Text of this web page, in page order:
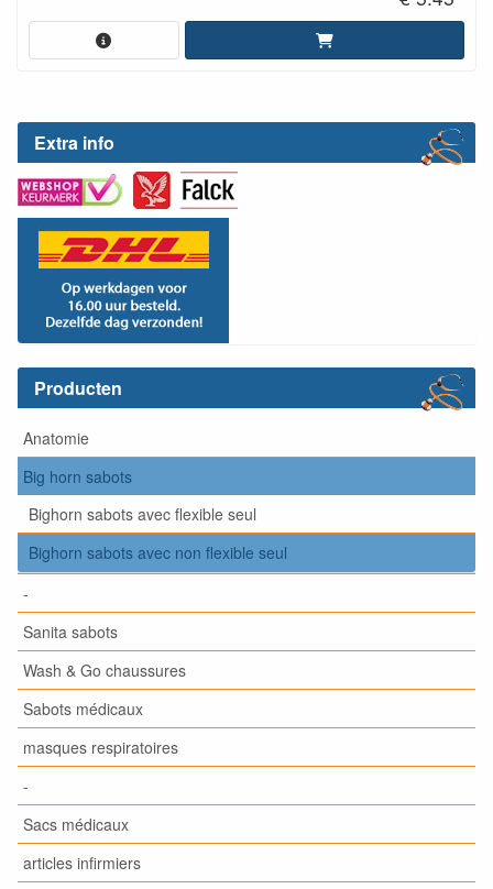
Extra info
Producten
Anatomie
Big horn sabots
Bighorn sabots avec flexible seul
Bighorn sabots avec non flexible seul
-
Sanita sabots
Wash & Go chaussures
Sabots médicaux
masques respiratoires
-
Sacs médicaux
articles infirmiers